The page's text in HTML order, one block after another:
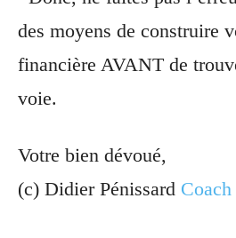
des moyens de construire
financière AVANT de
voie.
Votre bien dévoué,
(c) Didier Pénissard Coach